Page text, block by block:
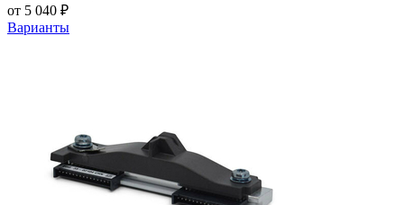
от 5 040 ₽
Варианты